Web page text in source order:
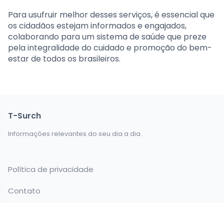
Para usufruir melhor desses serviços, é essencial que
os cidadãos estejam informados e engajados,
colaborando para um sistema de saúde que preze
pela integralidade do cuidado e promoção do bem-
estar de todos os brasileiros.
T-Surch
Informações relevantes do seu dia a dia.
Política de privacidade
Contato